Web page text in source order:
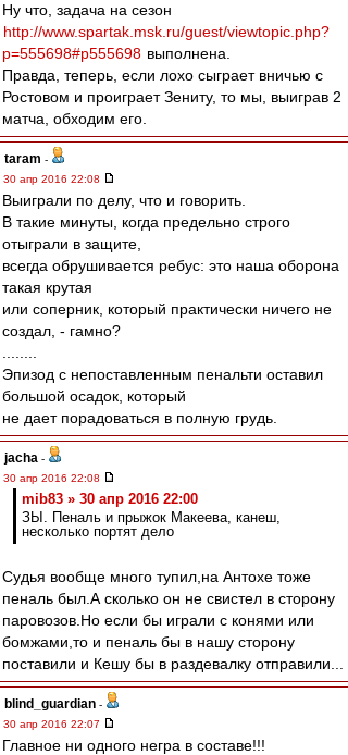
Ну что, задача на сезон
http://www.spartak.msk.ru/guest/viewtopic.php?
p=555698#p555698 выполнена.
Правда, теперь, если лохо сыграет вничью с
Ростовом и проиграет Зениту, то мы, выиграв 2
матча, обходим его.
taram -
30 апр 2016 22:08
Выиграли по делу, что и говорить.
В такие минуты, когда предельно строго
отыграли в защите,
всегда обрушивается ребус: это наша оборона
такая крутая
или соперник, который практически ничего не
создал, - гамно?
Эпизод с непоставленным пенальти оставил
большой осадок, который
не дает порадоваться в полную грудь.
jacha -
30 апр 2016 22:08
mib83 » 30 апр 2016 22:00
ЗЫ. Пеналь и прыжок Макеева, канеш,
несколько портят дело
Судья вообще много тупил,на Антохе тоже
пеналь был.А сколько он не свистел в сторону
паровозов.Но если бы играли с конями или
бомжами,то и пеналь бы в нашу сторону
поставили и Кешу бы в раздевалку отправили...
blind_guardian -
30 апр 2016 22:07
Главное ни одного негра в составе!!!